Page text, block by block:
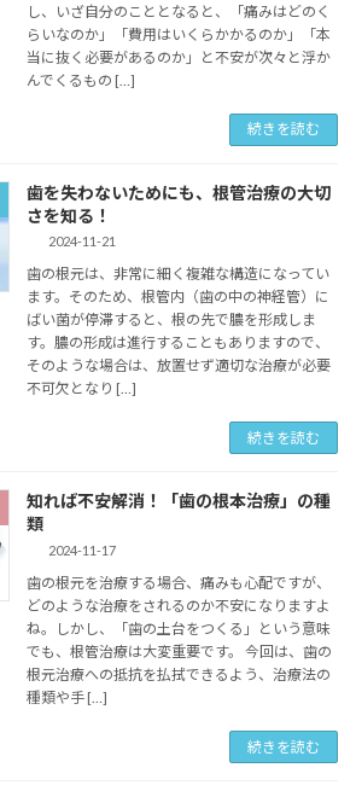
し、いざ自分のこととなると、「痛みはどのく
らいなのか」「費用はいくらかかるのか」「本
当に抜く必要があるのか」と不安が次々と浮か
んでくるもの […]
続きを読む
歯を失わないためにも、根管治療の大切
さを知る！
2024-11-21
歯の根元は、非常に細く複雑な構造になってい
ます。そのため、根管内（歯の中の神経管）に
ばい菌が停滞すると、根の先で膿を形成しま
す。膿の形成は進行することもありますので、
そのような場合は、放置せず適切な治療が必要
不可欠となり […]
続きを読む
知れば不安解消！「歯の根本治療」の種
類
2024-11-17
歯の根元を治療する場合、痛みも心配ですが、
どのような治療をされるのか不安になりますよ
ね。しかし、「歯の土台をつくる」という意味
でも、根管治療は大変重要です。 今回は、歯の
根元治療への抵抗を払拭できるよう、治療法の
種類や手 […]
続きを読む